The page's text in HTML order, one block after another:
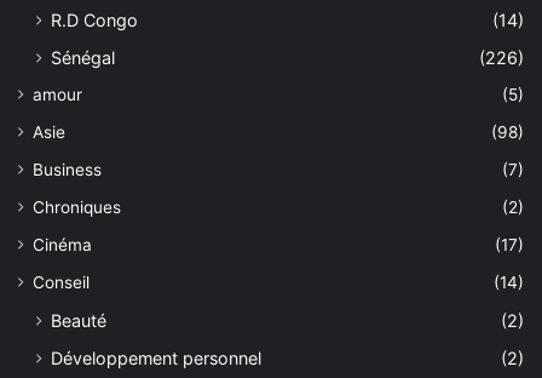
R.D Congo
(14)
Sénégal
(226)
amour
(5)
Asie
(98)
Business
(7)
Chroniques
(2)
Cinéma
(17)
Conseil
(14)
Beauté
(2)
Développement personnel
(2)